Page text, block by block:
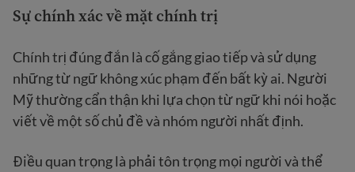
Sự chính xác về mặt chính trị
Chính trị đúng đắn là cố gắng giao tiếp và sử dụng
những từ ngữ không xúc phạm đến bất kỳ ai. Người
Mỹ thường cẩn thận khi lựa chọn từ ngữ khi nói hoặc
viết về một số chủ đề và nhóm người nhất định.
Điều quan trọng là phải tôn trọng mọi người và thể